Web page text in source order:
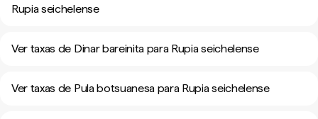
Rupia seichelense
Ver taxas de Dinar bareinita para Rupia seichelense
Ver taxas de Pula botsuanesa para Rupia seichelense